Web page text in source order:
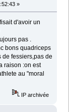
»
d'avoir un
pas .
bons quadriceps
de fessiers,pas de
raison :on est
au "moral
IP archivée